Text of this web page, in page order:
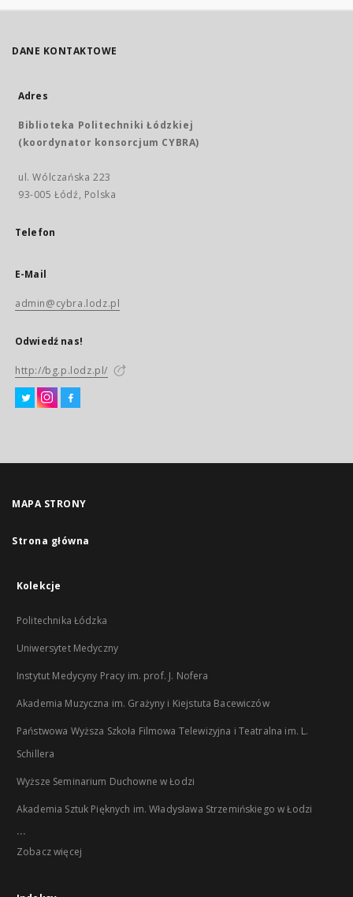
DANE KONTAKTOWE
Adres
Biblioteka Politechniki Łódzkiej
(koordynator konsorcjum CYBRA)
ul. Wólczańska 223
93-005 Łódź, Polska
Telefon
E-Mail
admin@cybra.lodz.pl
Odwiedź nas!
http://bg.p.lodz.pl/
MAPA STRONY
Strona główna
Kolekcje
Politechnika Łódzka
Uniwersytet Medyczny
Instytut Medycyny Pracy im. prof. J. Nofera
Akademia Muzyczna im. Grażyny i Kiejstuta Bacewiczów
Państwowa Wyższa Szkoła Filmowa Telewizyjna i Teatralna im. L.
Schillera
Wyższe Seminarium Duchowne w Łodzi
Akademia Sztuk Pięknych im. Władysława Strzemińskiego w Łodzi
...
Zobacz więcej